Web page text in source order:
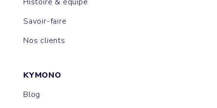
Savoir-faire
Nos clients
KYMONO
Blog